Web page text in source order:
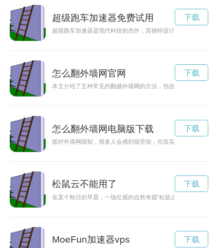
超级跑车加速器免费试用
超级跑车加速器是现代科技的杰作，其独特设计和高速性能令
下载
怎么翻外墙网官网
本文介绍了五种常见的翻越外墙网的方法，包括使用翻墙工具
下载
怎么翻外墙网电脑版下载
面对外墙网限制，很多人会感到很苦恼，但其实只需要一个有
下载
松鼠云不能用了
在某个秋日的早晨，一场壮观的自然奇观“松鼠云”出现在了天
下载
MoeFun加速器vps 下载